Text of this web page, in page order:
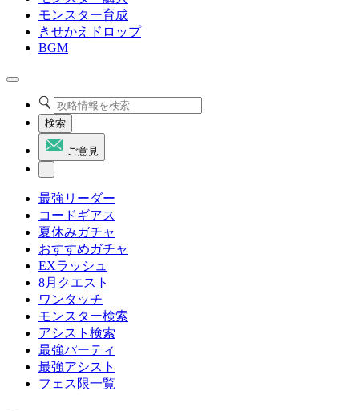
モンスター育成
きせかえドロップ
BGM
検索
ご意見
最強リーダー
コードギアス
夏休みガチャ
おすすめガチャ
EXラッシュ
8月クエスト
ワンタッチ
モンスター検索
アシスト検索
最強パーティ
最強アシスト
フェス限一覧